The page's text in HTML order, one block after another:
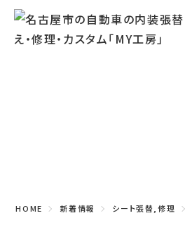
HOME 新着情報 シート張替,修理